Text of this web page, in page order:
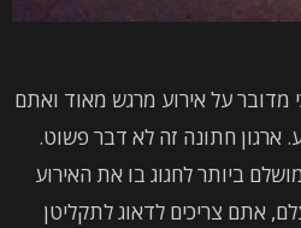
מדובר על אירוע מרגש מאוד ואתם
ארגון חתונה זה לא דבר פשוט.
ביותר לחגוג בו את האירוע
אתם צריכים לדאוג לתקליטן